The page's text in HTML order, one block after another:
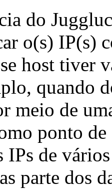
do
o(s) IP(s)
host tiver
quando
meio de
ponto
IPs de
parte dos